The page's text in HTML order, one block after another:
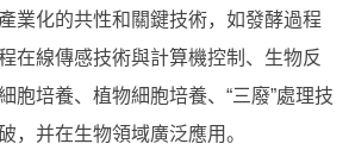
業化的共性和關鍵技術，如發酵過程
在線傳感技術與計算機控制、生物反
胞培養、植物細胞培養、“三廢”處理技
，并在生物領域廣泛應用。